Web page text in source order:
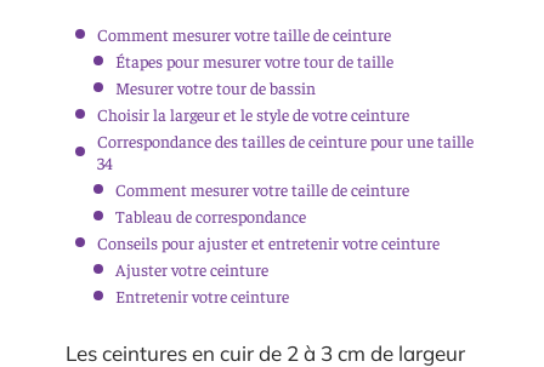
Comment mesurer votre taille de ceinture
Étapes pour mesurer votre tour de taille
Mesurer votre tour de bassin
Choisir la largeur et le style de votre ceinture
Correspondance des tailles de ceinture pour une taille
34
Comment mesurer votre taille de ceinture
Tableau de correspondance
Conseils pour ajuster et entretenir votre ceinture
Ajuster votre ceinture
Entretenir votre ceinture
Les ceintures en cuir de 2 à 3 cm de largeur